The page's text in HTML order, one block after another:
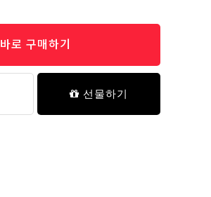
바로 구매하기
선물하기